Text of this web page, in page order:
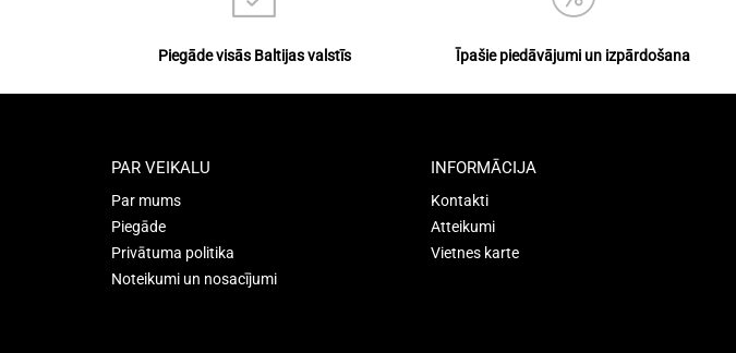
Piegāde visās Baltijas valstīs Īpašie piedāvājumi un izpārdošana
PAR VEIKALU
Par mums
Piegāde
Privātuma politika
Noteikumi un nosacījumi
INFORMĀCIJA
Kontakti
Atteikumi
Vietnes karte